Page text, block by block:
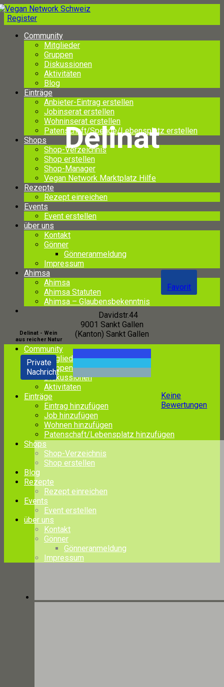
Register
Community
Mitglieder
Gruppen
Diskussionen
Aktivitäten
Blog
Einträge
Anbieter-Eintrag erstellen
Jobinserat erstellen
Wohninserat erstellen
Patenschaft/Spende/Lebensplatz erstellen
Shops
Shop-Verzeichnis
Shop erstellen
Shop-Manager
Vegan Network Marktplatz Hilfe
Rezepte
Rezept einreichen
Events
Event erstellen
über uns
Kontakt
Gönner
Gönneranmeldung
Impressum
Ahimsa
Ahimsa
Ahimsa Statuten
Ahimsa – Glaubensbekenntnis
Community
Mitglieder
Gruppen
Diskussionen
Aktivitäten
Einträge
Eintrag hinzufügen
Job hinzufügen
Wohnen hinzufügen
Patenschaft/Lebensplatz hinzufügen
Shops
Shop-Verzeichnis
Shop erstellen
Blog
Rezepte
Rezept einreichen
Events
Event erstellen
über uns
Kontakt
Gönner
Gönneranmeldung
Impressum
Delinat
Delinat - Wein
aus reicher Natur
Private
Nachricht
Davidstr.44
9001 Sankt Gallen
(Kanton) Sankt Gallen
Favorit
Keine
Bewertungen